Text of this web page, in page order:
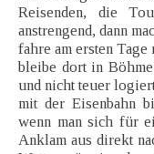
Reisenden, die
anstrengend, dann
fahre am ersten
bleibe dort in
und nicht teuer
mit der Eisenbahn
wenn man sich für
Anklam aus direkt